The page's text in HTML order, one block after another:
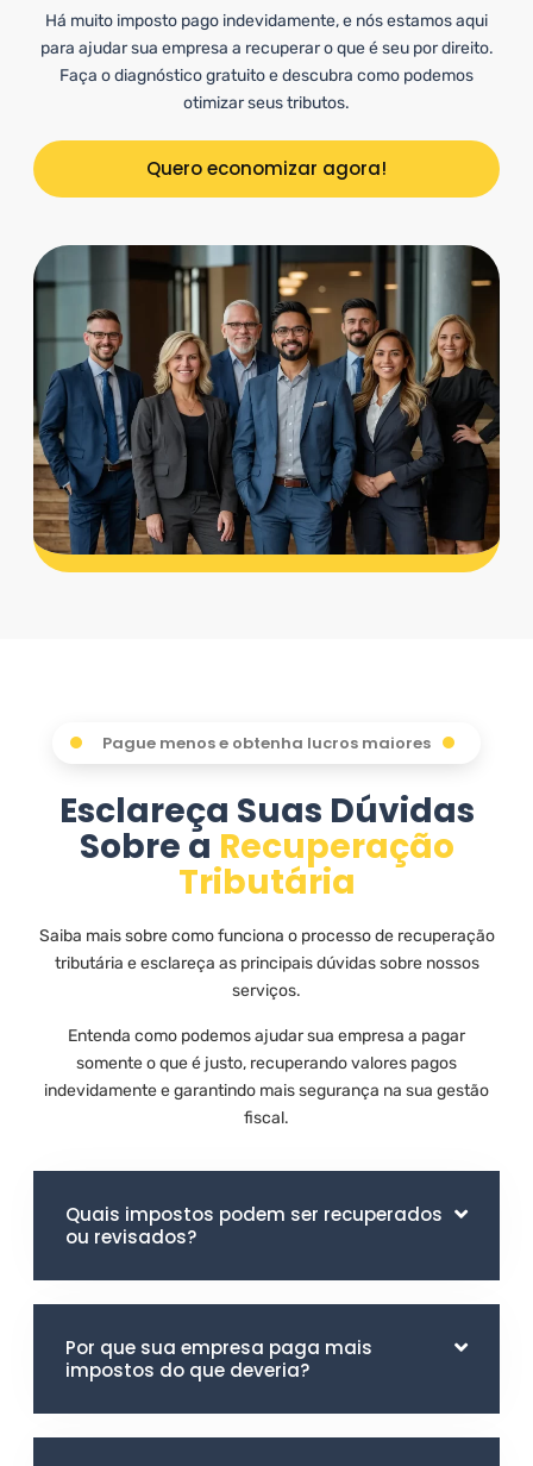
Há muito imposto pago indevidamente, e nós estamos aqui
para ajudar sua empresa a recuperar o que é seu por direito.
Faça o diagnóstico gratuito e descubra como podemos
otimizar seus tributos.
Quero economizar agora!
Pague menos e obtenha lucros maiores
Esclareça Suas Dúvidas
Sobre a Recuperação
Tributária
Saiba mais sobre como funciona o processo de recuperação
tributária e esclareça as principais dúvidas sobre nossos
serviços.
Entenda como podemos ajudar sua empresa a pagar
somente o que é justo, recuperando valores pagos
indevidamente e garantindo mais segurança na sua gestão
fiscal.
Quais impostos podem ser recuperados
ou revisados?
Por que sua empresa paga mais
impostos do que deveria?